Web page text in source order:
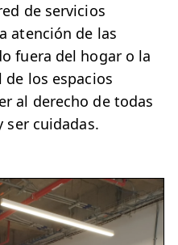
de servicios
atención de las
fuera del hogar o la
los espacios
al derecho de todas
ser cuidadas.